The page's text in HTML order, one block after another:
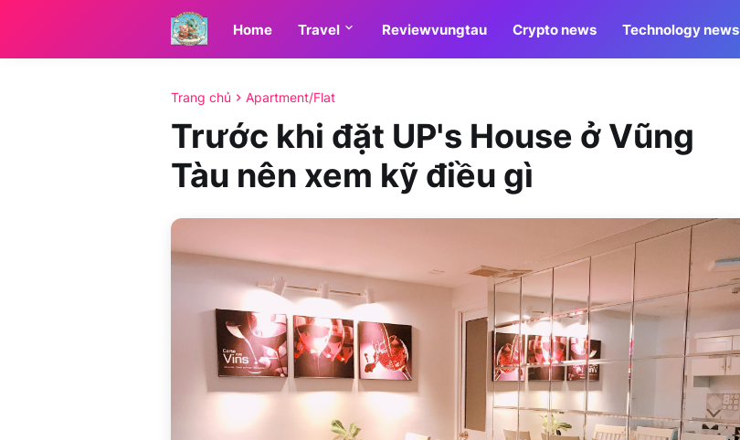
Home Travel Reviewvungtau Crypto news Technology news
Trang chủ Apartment/Flat
Trước khi đặt UP's House ở Vũng
Tàu nên xem kỹ điều gì